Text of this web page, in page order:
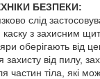
БЕЗПЕКИ:
слід
каску з захисним
оберігають від
захисту від пилу,
частин тіла, які